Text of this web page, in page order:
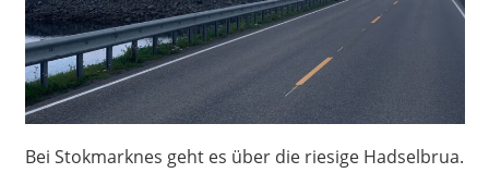
Bei Stokmarknes geht es über die riesige Hadselbrua.